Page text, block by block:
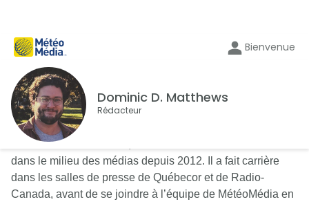
Bienvenue
Dominic D. Matthews
Rédacteur
Journaliste de formation, Dominic D. Matthews œuvre
dans le milieu des médias depuis 2012. Il a fait carrière
dans les salles de presse de Québecor et de Radio-
Canada, avant de se joindre à l’équipe de MétéoMédia en